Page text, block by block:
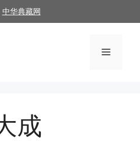
中华典藏网
菜
成